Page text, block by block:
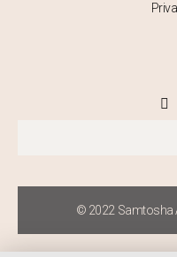
© 2022 Samtosha